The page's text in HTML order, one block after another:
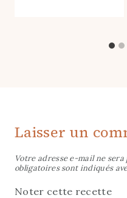
Laisser un
Votre adresse e-mail ne sera
obligatoires sont indiqués
Noter cette recette